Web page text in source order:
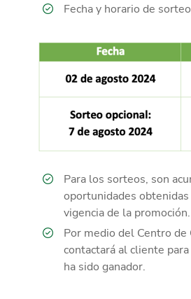
Fecha y horario de
Para los sorteos, son
oportunidades
vigencia de la promoción.
Por medio del Centro de
contactará al cliente
ha sido ganador.